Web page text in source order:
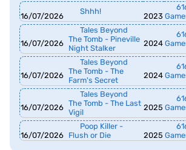
16/07/2026
Shhh!
2023
16/07/2026
Tales Beyond
The Tomb - Pineville
Night Stalker
2024
16/07/2026
Tales Beyond
The Tomb - The
Farm's Secret
2024
16/07/2026
Tales Beyond
The Tomb - The Last
Vigil
2025
16/07/2026
Poop Killer -
Flush or Die
2025